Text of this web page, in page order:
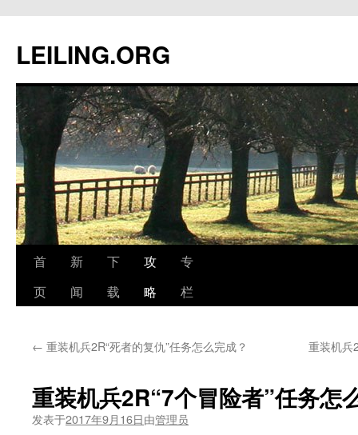
文
LEILING.ORG
首
页
新
闻
下
载
攻
略
专
栏
← 重装机兵2R“死者的复仇”任务怎么完成？ 重装机兵
重装机兵2R“7个冒险者”任务怎
发表于2017年9月16日由管理员